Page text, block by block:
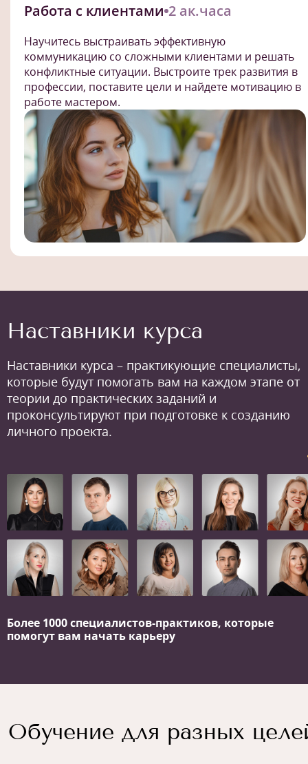
Работа с клиентами 2 ак.часа
Научитесь выстраивать эффективную
коммуникацию со сложными клиентами и решать
конфликтные ситуации. Выстроите трек развития в
профессии, поставите цели и найдете мотивацию в
работе мастером.
Наставники курса
Наставники курса – практикующие специалисты,
которые будут помогать вам на каждом этапе от
теории до практических заданий и
проконсультируют при подготовке к созданию
личного проекта.
Более 1000 специалистов-практиков, которые
помогут вам начать карьеру
Обучение для разных